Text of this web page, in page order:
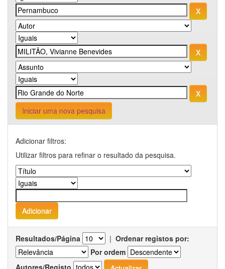
Iniciar uma nova pesquisa
Adicionar filtros:
Utilizar filtros para refinar o resultado da pesquisa.
Resultados/Página | Ordenar registos por:
Por ordem
Autores/Registo